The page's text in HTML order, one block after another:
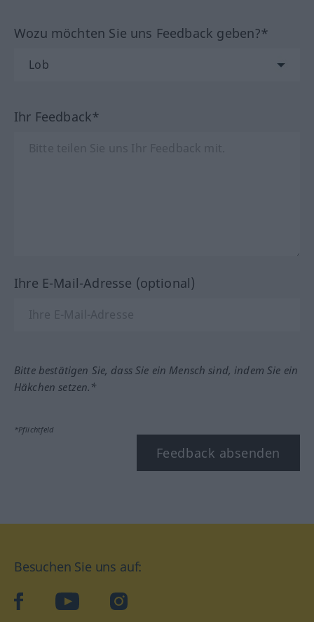
Wozu möchten Sie uns Feedback geben?*
Ihr Feedback*
Ihre E-Mail-Adresse (optional)
Bitte bestätigen Sie, dass Sie ein Mensch sind, indem Sie ein
Häkchen setzen.*
*Pflichtfeld
Feedback absenden
Besuchen Sie uns auf:
facebookYouTube Instagram